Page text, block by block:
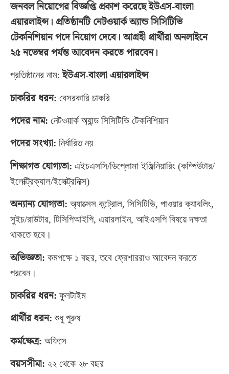
জনবল নিয়োগের বিজ্ঞপ্তি প্রকাশ করেছে ইউএস-বাংলা
এয়ারলাইন্স। প্রতিষ্ঠানটি নেটওয়ার্ক অ্যান্ড সিসিটিভি
টেকনিশিয়ান পদে নিয়োগ দেবে। আগ্রহী প্রার্থীরা অনলাইনে
২৫ নভেম্বর পর্যন্ত আবেদন করতে পারবেন।
প্রতিষ্ঠানের নাম: ইউএস-বাংলা এয়ারলাইন্স
চাকরির ধরন: বেসরকারি চাকরি
পদের নাম: নেটওয়ার্ক অ্যান্ড সিসিটিভি টেকনিশিয়ান
পদের সংখ্যা: নির্ধারিত নয়
শিক্ষাগত যোগ্যতা: এইচএসসি/ডিপ্লোমা ইঞ্জিনিয়ারিং (কম্পিউটার/
ইলেক্ট্রিক্যাল/ইলেক্ট্রনিক্স)
অন্যান্য যোগ্যতা: অ্যাক্সেস কন্ট্রোল, সিসিটিভি, পাওয়ার ক্যাবলিং,
সুইচ/রাউটার, টিসিপিআইপি, এয়ারলাইন, আইএসপি বিষয়ে দক্ষতা
থাকতে হবে।
অভিজ্ঞতা: কমপক্ষে ১ বছর, তবে ফ্রেশাররাও আবেদন করতে
পরবেন।
চাকরির ধরন: ফুলটাইম
প্রার্থীর ধরন: শুধু পুরুষ
কর্মক্ষেত্র: অফিসে
বয়সসীমা: ২২ থেকে ২৮ বছর